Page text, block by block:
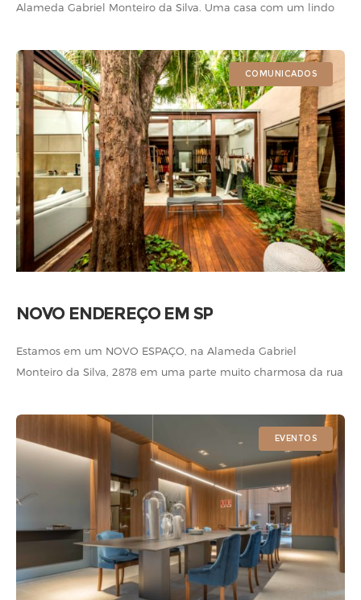
Alameda Gabriel Monteiro da Silva. Uma casa com um lindo
COMUNICADOS
NOVO ENDEREÇO EM SP
Estamos em um NOVO ESPAÇO, na Alameda Gabriel
Monteiro da Silva, 2878 em uma parte muito charmosa da rua
novo conceito, o
EVENTOS